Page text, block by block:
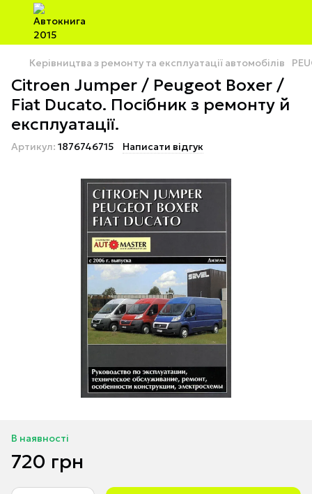
Керівництва з ремонту та експлуатації автомобілів
Citroen Jumper / Peugeot Boxer /
Fiat Ducato. Посібник з ремонту й
експлуатації.
Артикул: 1876746715 Написати відгук
В наявності
720 грн